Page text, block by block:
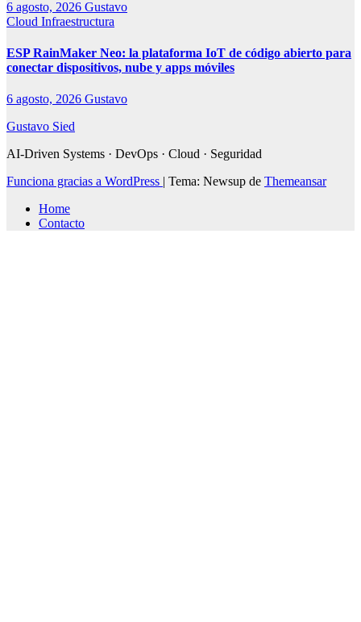
6 agosto, 2026 Gustavo
Cloud Infraestructura
ESP RainMaker Neo: la plataforma IoT de código abierto para
conectar dispositivos, nube y apps móviles
6 agosto, 2026 Gustavo
Gustavo Sied
AI-Driven Systems · DevOps · Cloud · Seguridad
Funciona gracias a WordPress | Tema: Newsup de Themeansar
Home
Contacto